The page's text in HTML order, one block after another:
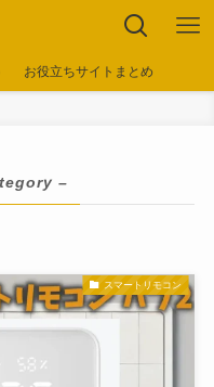
お役立ちサイトまとめ
–
スマートリモコン